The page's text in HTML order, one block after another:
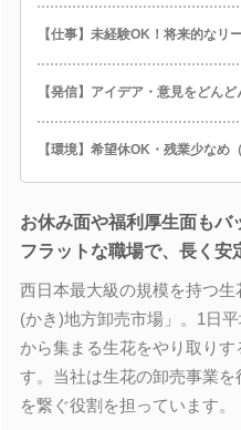
【仕事】未経験OK！将来的なリ
【発信】アイデア・意見をどん
【環境】希望休OK・残業少なめ
お休み面や福利厚生面もバ
フラットな職場で、長く安
西日本最大級の規模を持つ
(かき)地方卸売市場」。1日
から集まる生花をやり取り
す。当社は生花の卸売事業
を繋ぐ役割を担っています。